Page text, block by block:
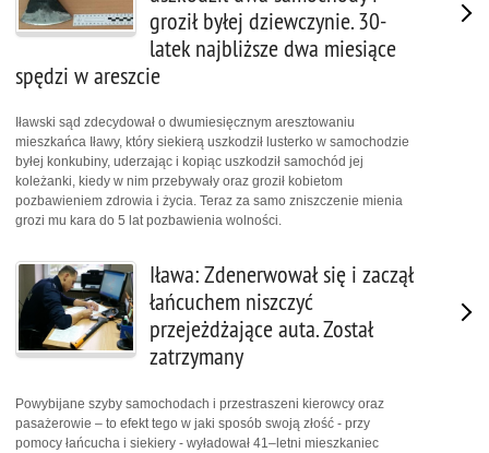
groził byłej dziewczynie. 30-
latek najbliższe dwa miesiące
spędzi w areszcie
Iławski sąd zdecydował o dwumiesięcznym aresztowaniu
mieszkańca Iławy, który siekierą uszkodził lusterko w samochodzie
byłej konkubiny, uderzając i kopiąc uszkodził samochód jej
koleżanki, kiedy w nim przebywały oraz groził kobietom
pozbawieniem zdrowia i życia. Teraz za samo zniszczenie mienia
grozi mu kara do 5 lat pozbawienia wolności.
Iława: Zdenerwował się i zaczął
łańcuchem niszczyć
przejeżdżające auta. Został
zatrzymany
Powybijane szyby samochodach i przestraszeni kierowcy oraz
pasażerowie – to efekt tego w jaki sposób swoją złość - przy
pomocy łańcucha i siekiery - wyładował 41–letni mieszkaniec